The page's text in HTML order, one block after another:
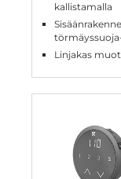
kallistamalla
Linjakas